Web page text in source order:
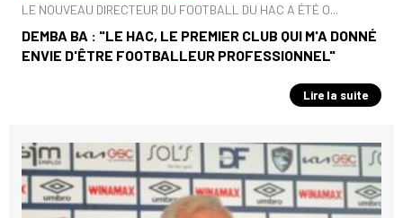
LE NOUVEAU DIRECTEUR DU FOOTBALL DU HAC A ÉTÉ O...
DEMBA BA : "LE HAC, LE PREMIER CLUB QUI M'A DONNÉ
ENVIE D'ÊTRE FOOTBALLEUR PROFESSIONNEL"
Lire la suite